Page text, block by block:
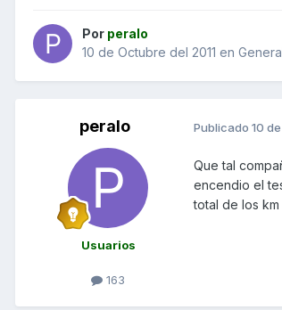
Por peralo
10 de Octubre del 2011 en
peralo
Usuarios
163
Publicado 10
Que tal
encendio el
total de los